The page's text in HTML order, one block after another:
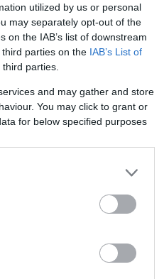
utilized by us or personal
may separately opt-out of the
the IAB’s list of downstream
parties on the IAB’s List of
parties.
and may gather and store
You may click to grant or
for below specified purposes
τα